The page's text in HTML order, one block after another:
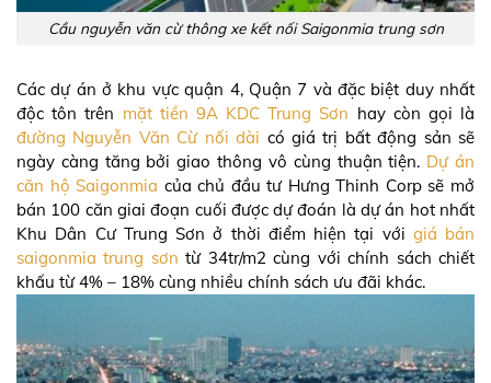
Cầu nguyễn văn cừ thông xe kết nối Saigonmia trung sơn
Các dự án ở khu vực quận 4, Quận 7 và đặc biệt duy nhất
độc tôn trên mặt tiền 9A KDC Trung Sơn hay còn gọi là
đường Nguyễn Văn Cừ nối dài có giá trị bất động sản sẽ
ngày càng tăng bởi giao thông vô cùng thuận tiện. Dự án
căn hộ Saigonmia của chủ đầu tư Hưng Thinh Corp sẽ mở
bán 100 căn giai đoạn cuối được dự đoán là dự án hot nhất
Khu Dân Cư Trung Sơn ở thời điểm hiện tại với giá bán
saigonmia trung sơn từ 34tr/m2 cùng với chính sách chiết
khấu từ 4% – 18% cùng nhiều chính sách ưu đãi khác.